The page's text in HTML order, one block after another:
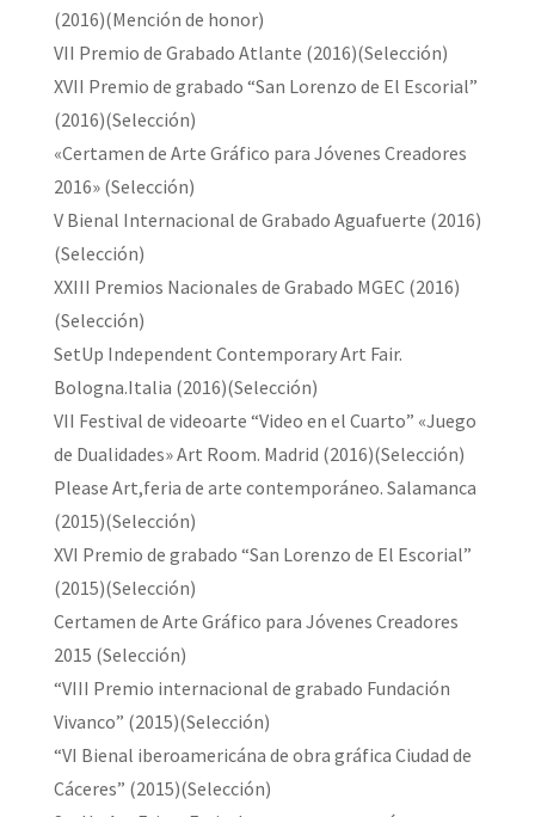
(2016)(Mención de honor)
VII Premio de Grabado Atlante (2016)(Selección)
XVII Premio de grabado “San Lorenzo de El Escorial”
(2016)(Selección)
«Certamen de Arte Gráfico para Jóvenes Creadores
2016» (Selección)
V Bienal Internacional de Grabado Aguafuerte (2016)
(Selección)
XXIII Premios Nacionales de Grabado MGEC (2016)
(Selección)
SetUp Independent Contemporary Art Fair.
Bologna.Italia (2016)(Selección)
VII Festival de videoarte “Video en el Cuarto” «Juego
de Dualidades» Art Room. Madrid (2016)(Selección)
Please Art,feria de arte contemporáneo. Salamanca
(2015)(Selección)
XVI Premio de grabado “San Lorenzo de El Escorial”
(2015)(Selección)
Certamen de Arte Gráfico para Jóvenes Creadores
2015 (Selección)
“VIII Premio internacional de grabado Fundación
Vivanco” (2015)(Selección)
“VI Bienal iberoamericána de obra gráfica Ciudad de
Cáceres” (2015)(Selección)